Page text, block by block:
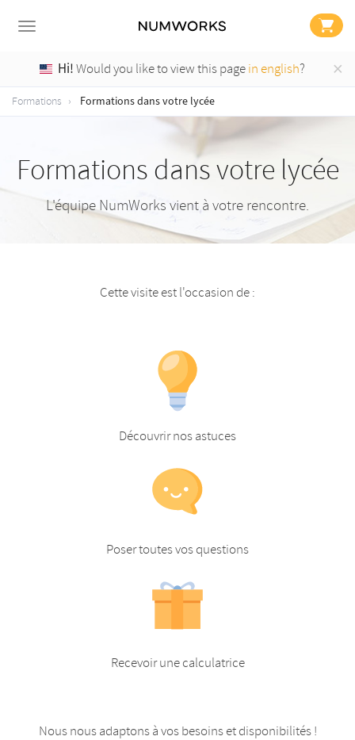
Hi!Would you like to view this pagein english? ×
Formations Formations dans votre lycée
Formations dans votre lycée
L'équipe NumWorks vient à votre rencontre.
Cette visite est l'occasion de :
Découvrir nos astuces
Poser toutes vos questions
Recevoir une calculatrice
Nous nous adaptons à vos besoins et disponibilités !